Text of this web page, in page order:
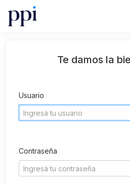
Te damos la
Usuario
Contraseña